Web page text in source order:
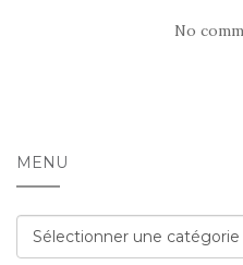
No
MENU
Menu